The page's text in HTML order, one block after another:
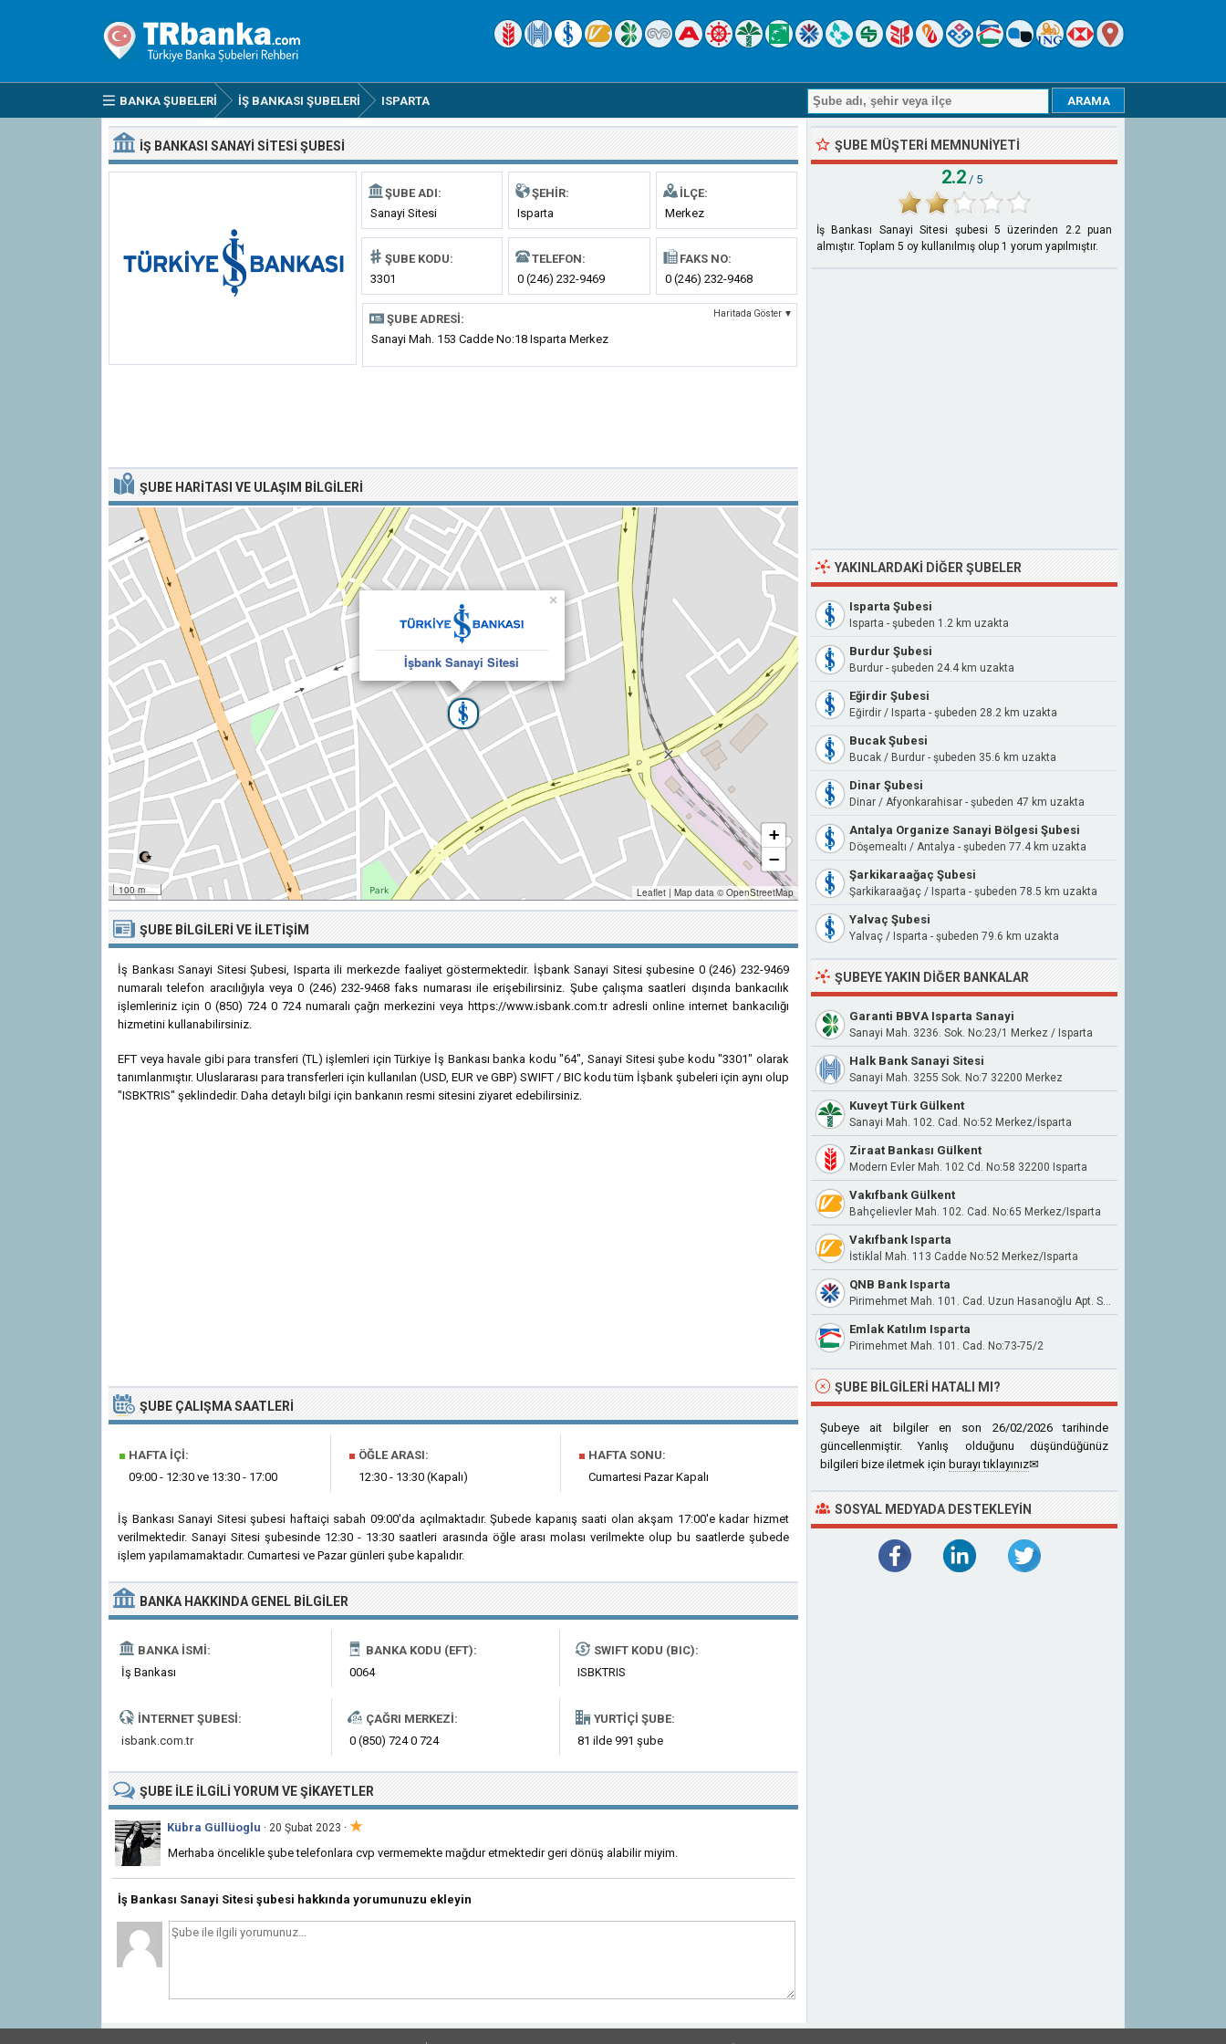
BANKA ŞUBELERI İŞ BANKASI ŞUBELERI ISPARTA
İŞ BANKASI SANAYI SITESI ŞUBESI
ŞUBE ADI:
Sanayi Sitesi
ŞEHIR:
Isparta
İLÇE:
Merkez
ŞUBE KODU:
3301
TELEFON:
0 (246) 232-9469
FAKS NO:
0 (246) 232-9468
ŞUBE ADRESI: Haritada Göster ▼
Sanayi Mah. 153 Cadde No:18 Isparta Merkez
ŞUBE HARITASI VE ULAŞIM BILGILERI
İşbank Sanayi Sitesi
×
100 m
+
−
Leaflet | Map data © OpenStreetMap
ŞUBE BILGILERI VE İLETIŞIM
İş Bankası Sanayi Sitesi Şubesi, Isparta ili merkezde faaliyet göstermektedir. İşbank Sanayi Sitesi şubesine 0 (246) 232-9469
numaralı telefon aracılığıyla veya 0 (246) 232-9468 faks numarası ile erişebilirsiniz. Şube çalışma saatleri dışında bankacılık
işlemleriniz için 0 (850) 724 0 724 numaralı çağrı merkezini veya https://www.isbank.com.tr adresli online internet bankacılığı
hizmetini kullanabilirsiniz.
EFT veya havale gibi para transferi (TL) işlemleri için Türkiye İş Bankası banka kodu "64", Sanayi Sitesi şube kodu "3301" olarak
tanımlanmıştır. Uluslararası para transferleri için kullanılan (USD, EUR ve GBP) SWIFT / BIC kodu tüm İşbank şubeleri için aynı olup
"ISBKTRIS" şeklindedir. Daha detaylı bilgi için bankanın resmi sitesini ziyaret edebilirsiniz.
ŞUBE ÇALIŞMA SAATLERI
■ HAFTA İÇI:
09:00 - 12:30 ve 13:30 - 17:00
■ ÖĞLE ARASI:
12:30 - 13:30 (Kapalı)
■ HAFTA SONU:
Cumartesi Pazar Kapalı
İş Bankası Sanayi Sitesi şubesi haftaiçi sabah 09:00'da açılmaktadır. Şubede kapanış saati olan akşam 17:00'e kadar hizmet
verilmektedir. Sanayi Sitesi şubesinde 12:30 - 13:30 saatleri arasında öğle arası molası verilmekte olup bu saatlerde şubede
işlem yapılamamaktadır. Cumartesi ve Pazar günleri şube kapalıdır.
BANKA HAKKINDA GENEL BILGILER
BANKA İSMI:
İş Bankası
BANKA KODU (EFT):
0064
SWIFT KODU (BIC):
ISBKTRIS
İNTERNET ŞUBESI:
isbank.com.tr
ÇAĞRI MERKEZI:
0 (850) 724 0 724
YURTIÇI ŞUBE:
81 ilde 991 şube
ŞUBE ILE İLGILIYORUM VE ŞIKAYETLER
Kübra Güllüoglu · 20 Şubat 2023 · ★
Merhaba öncelikle şube telefonlara cvp vermemekte mağdur etmektedir geri dönüş alabilir miyim.
İş Bankası Sanayi Sitesi şubesi hakkında yorumunuzu ekleyin
ŞUBE MÜŞTERI MEMNUNIYETI
2.2 / 5
İş Bankası Sanayi Sitesi şubesi 5 üzerinden 2.2puan
almıştır. Toplam 5 oy kullanılmış olup 1 yorum yapılmıştır.
YAKINLARDAKI DIĞER ŞUBELER
Isparta Şubesi
Isparta - şubeden 1.2 km uzakta
Burdur Şubesi
Burdur - şubeden 24.4 km uzakta
Eğirdir Şubesi
Eğirdir / Isparta - şubeden 28.2 km uzakta
Bucak Şubesi
Bucak / Burdur - şubeden 35.6 km uzakta
Dinar Şubesi
Dinar / Afyonkarahisar - şubeden 47 km uzakta
Antalya Organize Sanayi Bölgesi Şubesi
Döşemealtı / Antalya - şubeden 77.4 km uzakta
Şarkikaraağaç Şubesi
Şarkikaraağaç / Isparta - şubeden 78.5 km uzakta
Yalvaç Şubesi
Yalvaç / Isparta - şubeden 79.6 km uzakta
ŞUBEYE YAKIN DIĞER BANKALAR
Garanti BBVA Isparta Sanayi
Sanayi Mah. 3236. Sok. No:23/1 Merkez / Isparta
Halk Bank Sanayi Sitesi
Sanayi Mah. 3255 Sok. No:7 32200 Merkez
Kuveyt Türk Gülkent
Sanayi Mah. 102. Cad. No:52 Merkez/İsparta
Ziraat Bankası Gülkent
Modern Evler Mah. 102 Cd. No:58 32200 Isparta
Vakıfbank Gülkent
Bahçelievler Mah. 102. Cad. No:65 Merkez/Isparta
Vakıfbank Isparta
İstiklal Mah. 113 Cadde No:52 Merkez/Isparta
QNB Bank Isparta
Pirimehmet Mah. 101. Cad. Uzun Hasanoğlu Apt. Sit. No:77/1
Emlak Katılım Isparta
Pirimehmet Mah. 101. Cad. No:73-75/2
ŞUBE BILGILERI HATALI MI?
Şubeye ait bilgiler en son 26/02/2026 tarihinde
güncellenmiştir. Yanlış olduğunu düşündüğünüz
bilgileri bize iletmek için burayı tıklayınız✉
SOSYAL MEDYADA DESTEKLEYIN